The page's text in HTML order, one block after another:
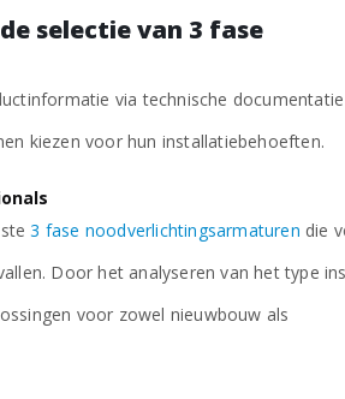
selectie van 3 fase
via technische
kiezen voor hun installatiebehoeften.
3 fase noodverlichtingsarmaturen die
Door het analyseren van het type
voor zowel nieuwbouw als